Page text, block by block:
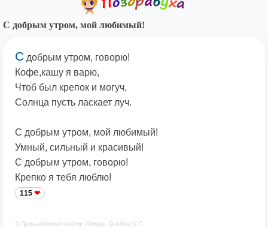
С добрым утром, мой любимый!
С добрым утром, говорю!
Кофе,кашу я варю,
Чтоб был крепок и могуч,
Солнца пусть ласкает луч.
С добрым утром, мой любимый!
Умный, сильный и красивый!
С добрым утром, говорю!
Крепко я тебя люблю!
115
© Принадлежит сайту. Автор: Грачёва С.Г.